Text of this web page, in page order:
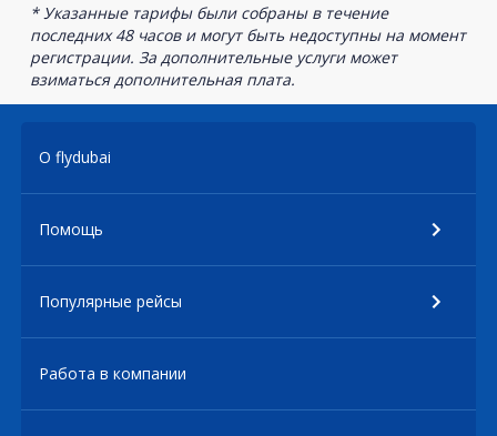
* Указанные тарифы были собраны в течение
последних 48 часов и могут быть недоступны на момент
регистрации. За дополнительные услуги может
взиматься дополнительная плата.
О flydubai
Помощь
Популярные рейсы
Работа в компании